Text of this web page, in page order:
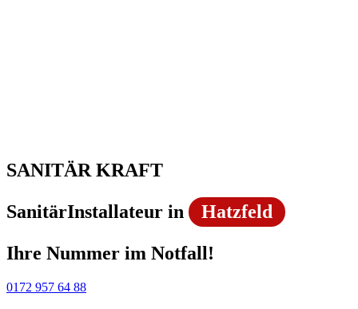
SANITÄR KRAFT
SanitärInstallateur in
Hatzfeld
Ihre Nummer im Notfall!
0172 957 64 88